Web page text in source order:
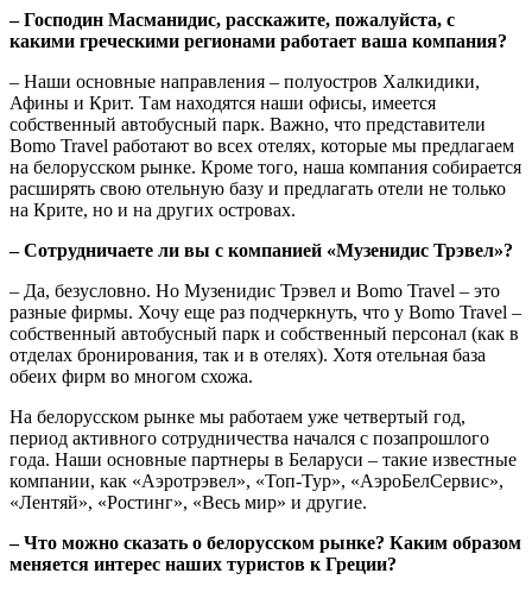
– Господин Масманидис, расскажите, пожалуйста, с
какими греческими регионами работает ваша компания?
– Наши основные направления – полуостров Халкидики,
Афины и Крит. Там находятся наши офисы, имеется
собственный автобусный парк. Важно, что представители
Bomo Travel работают во всех отелях, которые мы предлагаем
на белорусском рынке. Кроме того, наша компания собирается
расширять свою отельную базу и предлагать отели не только
на Крите, но и на других островах.
– Сотрудничаете ли вы с компанией «Музенидис Трэвел»?
– Да, безусловно. Но Музенидис Трэвел и Bomo Travel – это
разные фирмы. Хочу еще раз подчеркнуть, что у Bomo Travel –
собственный автобусный парк и собственный персонал (как в
отделах бронирования, так и в отелях). Хотя отельная база
обеих фирм во многом схожа.
На белорусском рынке мы работаем уже четвертый год,
период активного сотрудничества начался с позапрошлого
года. Наши основные партнеры в Беларуси – такие известные
компании, как «Аэротрэвел», «Топ-Тур», «АэроБелСервис»,
«Лентяй», «Ростинг», «Весь мир» и другие.
– Что можно сказать о белорусском рынке? Каким образом
меняется интерес наших туристов к Греции?